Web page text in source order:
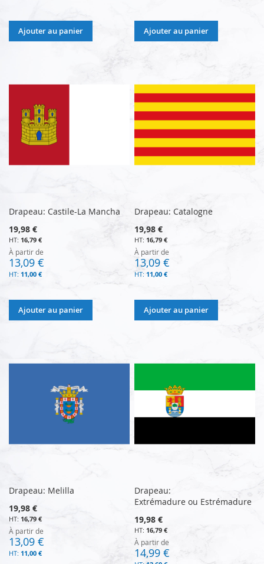
Ajouter au panier Ajouter au panier
Drapeau: Castile-La Mancha
19,98 €
16,79 €
À partir de
13,09 €
11,00 €
Ajouter au panier
Drapeau: Catalogne
19,98 €
16,79 €
À partir de
13,09 €
11,00 €
Ajouter au panier
Drapeau: Melilla
19,98 €
16,79 €
À partir de
13,09 €
11,00 €
Drapeau:
Extrémadure ou Estrémadure
19,98 €
16,79 €
À partir de
14,99 €